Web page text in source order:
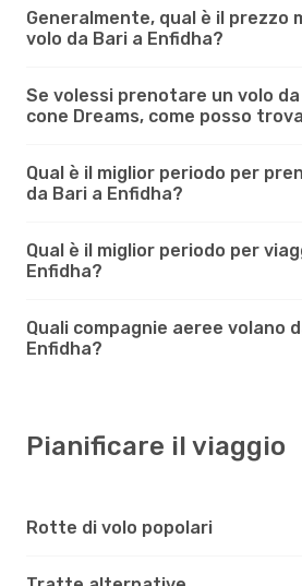
Generalmente, qual è il prezzo
volo da Bari a Enfidha?
Se volessi prenotare un volo
cone Dreams, come posso
Qual è il miglior periodo per
da Bari a Enfidha?
Qual è il miglior periodo per
Enfidha?
Quali compagnie aeree volano
Enfidha?
Pianificare il viaggio
Rotte di volo popolari